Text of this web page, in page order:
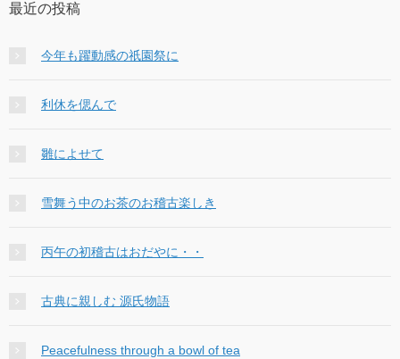
最近の投稿
今年も躍動感の祇園祭に
利休を偲んで
雛によせて
雪舞う中のお茶のお稽古楽しき
丙午の初稽古はおだやに・・
古典に親しむ 源氏物語
Peacefulness through a bowl of tea